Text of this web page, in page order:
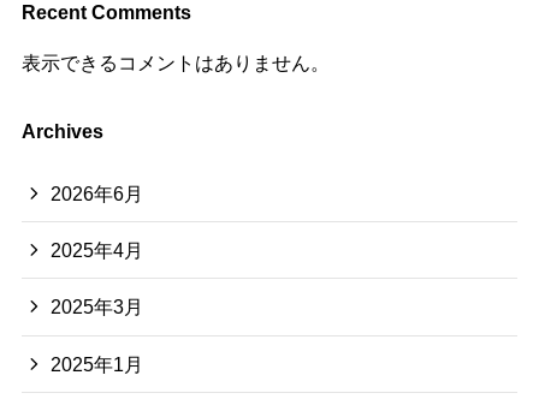
Recent Comments
表示できるコメントはありません。
Archives
2026年6月
2025年4月
2025年3月
2025年1月